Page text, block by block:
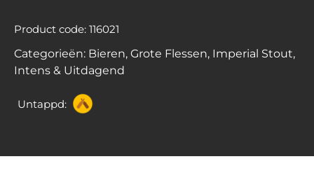
Product code: 116021
Categorieën: Bieren, Grote Flessen, Imperial Stout,
Intens & Uitdagend
Untappd: